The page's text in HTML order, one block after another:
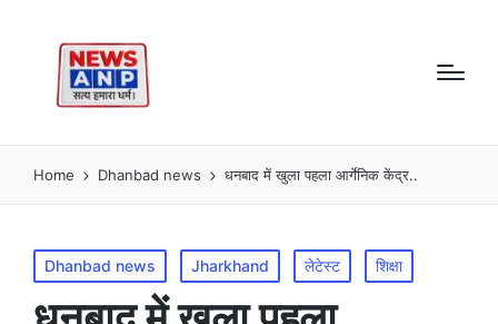
Home Dhanbad news धनबाद में खुला पहला आर्गेनिक केंद्र..
Posted
in
Dhanbad news Jharkhand लेटेस्ट शिक्षा